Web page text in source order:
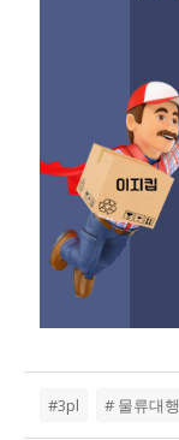
#3pl # 물류대행